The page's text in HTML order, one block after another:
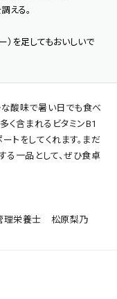
える。
を足してもおいしいで
酸味で暑い日でも食べ
く含まれるビタミンB1
トをしてくれます。まだ
る一品として、ぜひ食卓
理栄養士 松原梨乃